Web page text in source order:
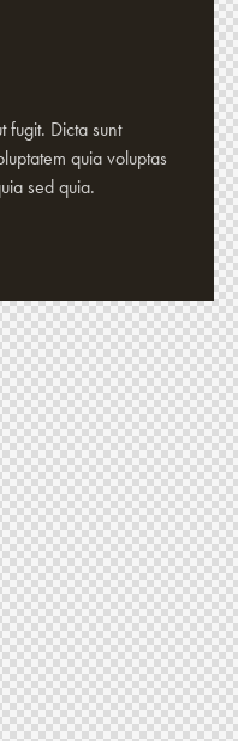
fugit. Dicta sunt
quia voluptas
sed quia.